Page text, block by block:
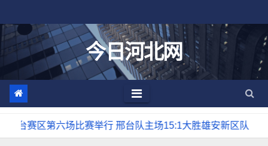
至
今日河北网
比赛举行 邢台队主场15:1大胜雄安新区队 第一封清华